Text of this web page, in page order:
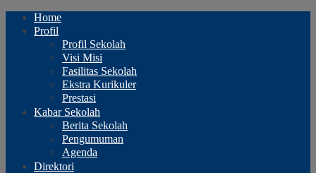
Home
Profil
Profil Sekolah
Visi Misi
Fasilitas Sekolah
Ekstra Kurikuler
Prestasi
Kabar Sekolah
Berita Sekolah
Pengumuman
Agenda
Direktori